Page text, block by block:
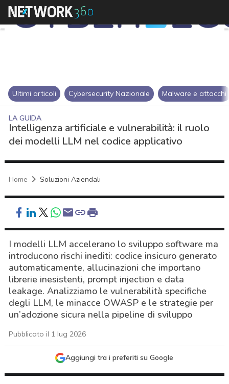
Ultimi articoli Cybersecurity Nazionale Malware e attacchi
LA GUIDA
Intelligenza artificiale e vulnerabilità: il ruolo
dei modelli LLM nel codice applicativo
Home Soluzioni Aziendali
I modelli LLM accelerano lo sviluppo software ma
introducono rischi inediti: codice insicuro generato
automaticamente, allucinazioni che importano
librerie inesistenti, prompt injection e data
leakage. Analizziamo le vulnerabilità specifiche
degli LLM, le minacce OWASP e le strategie per
un’adozione sicura nella pipeline di sviluppo
Pubblicato il 1 lug 2026
Aggiungi tra i preferiti su Google